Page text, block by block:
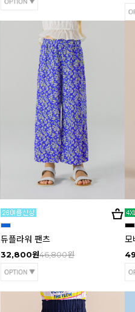
듀플라워 팬츠
32,800원46,800원
모